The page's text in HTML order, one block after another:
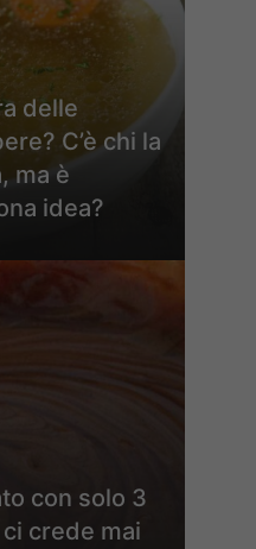
delle
C’è chi la
ma è
idea?
con solo 3
crede mai